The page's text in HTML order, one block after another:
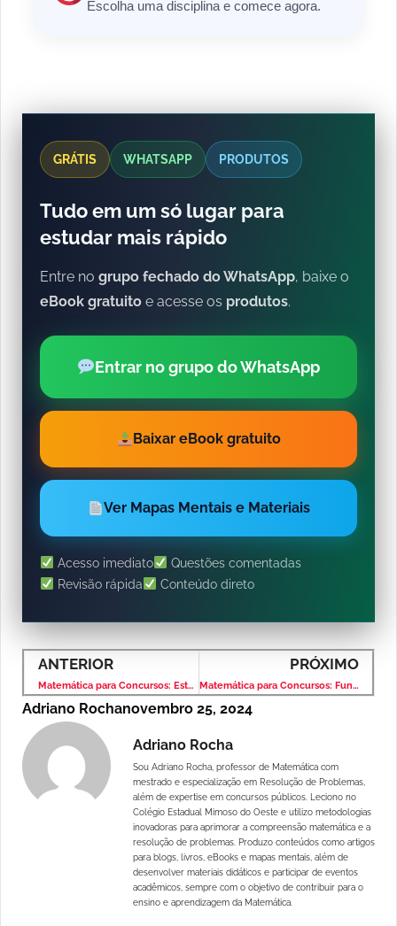
Escolha uma disciplina e comece agora.
GRÁTIS WHATSAPP PRODUTOS
Tudo em um só lugar para
estudar mais rápido
Entre no grupo fechado do WhatsApp, baixe o
eBook gratuito e acesse os produtos.
Entrar no grupo do WhatsApp
Baixar eBook gratuito
Ver Mapas Mentais e Materiais
Acesso imediato
Questões comentadas
Revisão rápida
Conteúdo direto
ANTERIOR
Matemática para Concursos: Estatística – Banca VUNESP – Nível Médio
PRÓXIMO
Matemática para Concursos: Função do 1° Grau – Banca VUNESP – Nível Médio
Adriano Rochanovembro 25, 2024
Adriano Rocha
Sou Adriano Rocha, professor de Matemática com
mestrado e especialização em Resolução de Problemas,
além de expertise em concursos públicos. Leciono no
Colégio Estadual Mimoso do Oeste e utilizo metodologias
inovadoras para aprimorar a compreensão matemática e a
resolução de problemas. Produzo conteúdos como artigos
para blogs, livros, eBooks e mapas mentais, além de
desenvolver materiais didáticos e participar de eventos
acadêmicos, sempre com o objetivo de contribuir para o
ensino e aprendizagem da Matemática.